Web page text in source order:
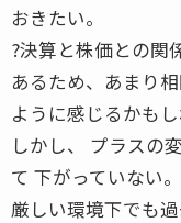
おきたい。
?決算と株価との関
あるため、あまり
ように感じるかもし
しかし、 プラスの
て 下がっていない。
厳しい環境下でも